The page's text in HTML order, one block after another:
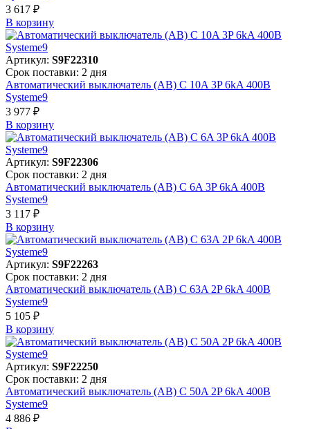
3 617 ₽
В корзинy
Артикул: S9F22310
Срок поставки: 2 дня
Автоматический выключатель (АВ) C 10A 3P 6kA 400В
Systeme9
3 977 ₽
В корзинy
Артикул: S9F22306
Срок поставки: 2 дня
Автоматический выключатель (АВ) C 6A 3P 6kA 400В
Systeme9
3 117 ₽
В корзинy
Артикул: S9F22263
Срок поставки: 2 дня
Автоматический выключатель (АВ) C 63A 2P 6kA 400В
Systeme9
5 105 ₽
В корзинy
Артикул: S9F22250
Срок поставки: 2 дня
Автоматический выключатель (АВ) C 50A 2P 6kA 400В
Systeme9
4 886 ₽